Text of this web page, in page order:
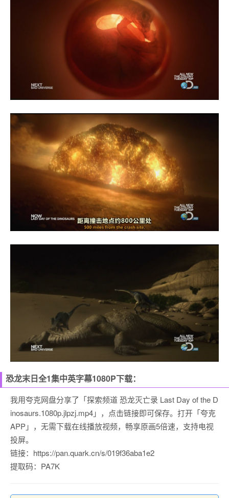
恐龙末日全1集中英字幕1080P下载：
我用夸克网盘分享了「探索频道 恐龙灭亡录 Last Day of the D
inosaurs.1080p.jlpzj.mp4」，点击链接即可保存。打开「夸克
APP」，无需下载在线播放视频，畅享原画5倍速，支持电视
投屏。
链接：https://pan.quark.cn/s/019f36aba1e2
提取码：PA7K